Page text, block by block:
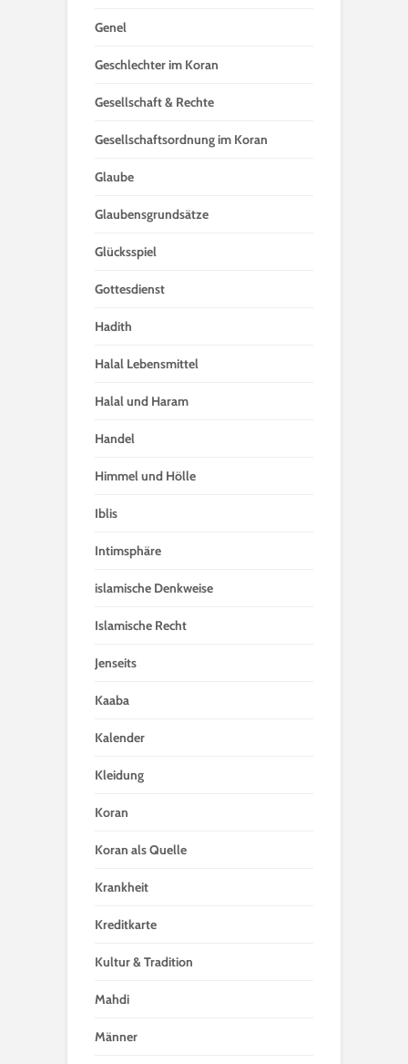
Genel
Geschlechter im Koran
Gesellschaft & Rechte
Gesellschaftsordnung im Koran
Glaube
Glaubensgrundsätze
Glücksspiel
Gottesdienst
Hadith
Halal Lebensmittel
Halal und Haram
Handel
Himmel und Hölle
Iblis
Intimsphäre
islamische Denkweise
Islamische Recht
Jenseits
Kaaba
Kalender
Kleidung
Koran
Koran als Quelle
Krankheit
Kreditkarte
Kultur & Tradition
Mahdi
Männer